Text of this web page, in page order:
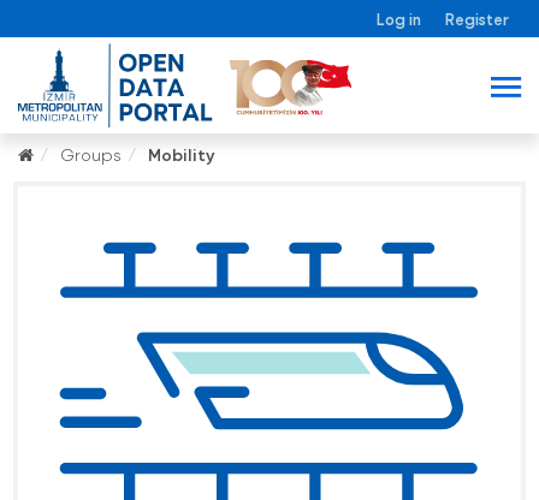
Log in Register
Groups Mobility